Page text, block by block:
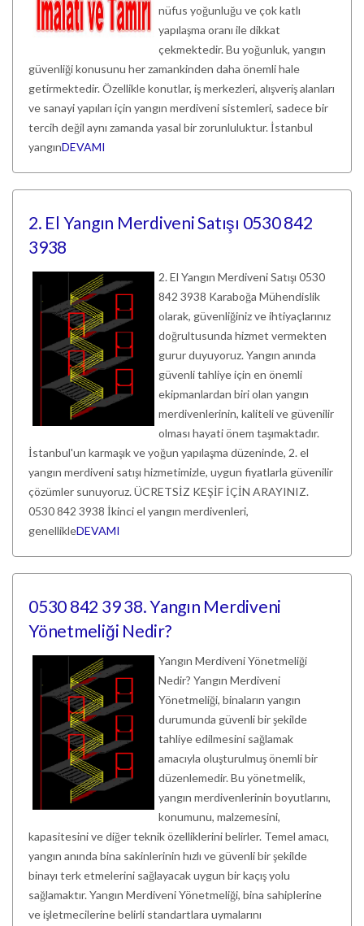
nüfus yoğunluğu ve çok katlı
yapılaşma oranı ile dikkat
çekmektedir. Bu yoğunluk, yangın
güvenliği konusunu her zamankinden daha önemli hale
getirmektedir. Özellikle konutlar, iş merkezleri, alışveriş alanları
ve sanayi yapıları için yangın merdiveni sistemleri, sadece bir
tercih değil aynı zamanda yasal bir zorunluluktur. İstanbul
yangınDEVAMI
2. El Yangın Merdiveni Satışı 0530 842
3938
2. El Yangın Merdiveni Satışı 0530
842 3938 Karaboğa Mühendislik
olarak, güvenliğiniz ve ihtiyaçlarınız
doğrultusunda hizmet vermekten
gurur duyuyoruz. Yangın anında
güvenli tahliye için en önemli
ekipmanlardan biri olan yangın
merdivenlerinin, kaliteli ve güvenilir
olması hayati önem taşımaktadır.
İstanbul'un karmaşık ve yoğun yapılaşma düzeninde, 2. el
yangın merdiveni satışı hizmetimizle, uygun fiyatlarla güvenilir
çözümler sunuyoruz. ÜCRETSİZ KEŞİF İÇİN ARAYINIZ.
0530 842 3938 İkinci el yangın merdivenleri,
genellikleDEVAMI
0530 842 39 38. Yangın Merdiveni
Yönetmeliği Nedir?
Yangın Merdiveni Yönetmeliği
Nedir? Yangın Merdiveni
Yönetmeliği, binaların yangın
durumunda güvenli bir şekilde
tahliye edilmesini sağlamak
amacıyla oluşturulmuş önemli bir
düzenlemedir. Bu yönetmelik,
yangın merdivenlerinin boyutlarını,
konumunu, malzemesini,
kapasitesini ve diğer teknik özelliklerini belirler. Temel amacı,
yangın anında bina sakinlerinin hızlı ve güvenli bir şekilde
binayı terk etmelerini sağlayacak uygun bir kaçış yolu
sağlamaktır. Yangın Merdiveni Yönetmeliği, bina sahiplerine
ve işletmecilerine belirli standartlara uymalarını